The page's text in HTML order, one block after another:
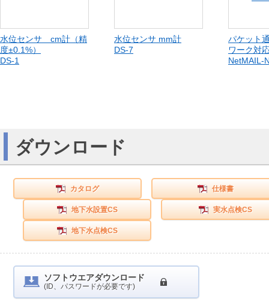
水位センサ cm計（精
度±0.1%）
DS-1
水位センサ mm計
DS-7
パケット
ワーク対
NetMAIL-
ダウンロード
カタログ 仕様書
地下水設置CS 実水点検CS
地下水点検CS
ソフトウエアダウンロード
(ID、パスワードが必要です)